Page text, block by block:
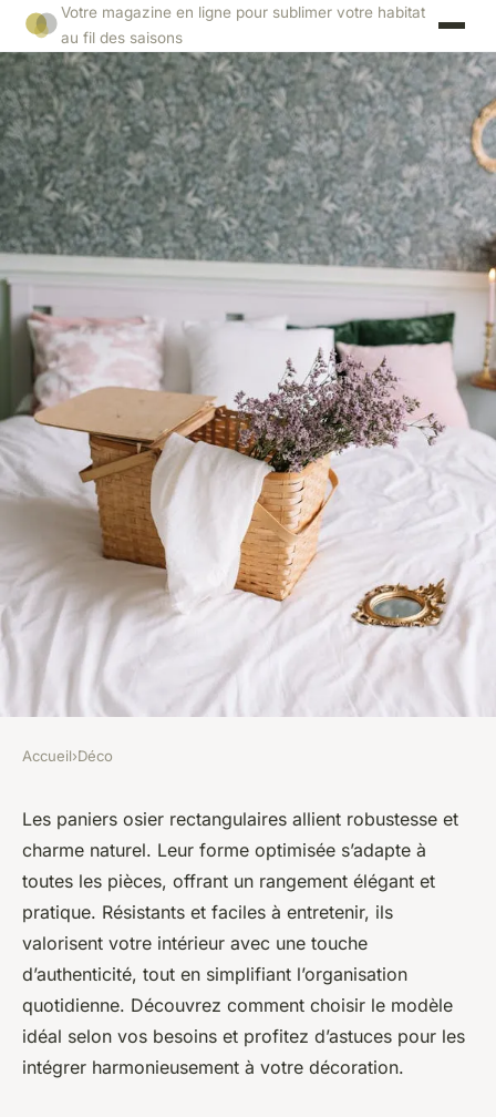
Votre magazine en ligne pour sublimer votre habitat
au fil des saisons
Paniers osier rectangulaires :
élégance et praticité pour
votre intérieur
Léana•28 mai 2025•3 min de lecture
Accueil›Déco
Les paniers osier rectangulaires allient robustesse et
charme naturel. Leur forme optimisée s’adapte à
toutes les pièces, offrant un rangement élégant et
pratique. Résistants et faciles à entretenir, ils
valorisent votre intérieur avec une touche
d’authenticité, tout en simplifiant l’organisation
quotidienne. Découvrez comment choisir le modèle
idéal selon vos besoins et profitez d’astuces pour les
intégrer harmonieusement à votre décoration.